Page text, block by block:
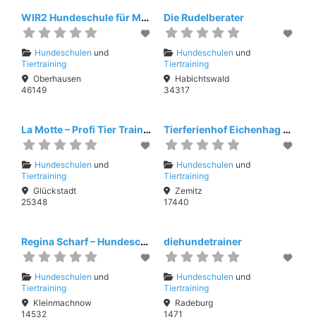
WIR2 Hundeschule für Menschen
Hundeschulen und
Tiertraining
Oberhausen
46149
Die Rudelberater
Hundeschulen und
Tiertraining
Habichtswald
34317
La Motte – Profi Tier Training
Hundeschulen und
Tiertraining
Glückstadt
25348
Tierferienhof Eichenhag Annedörte Köhler
Hundeschulen und
Tiertraining
Zemitz
17440
Regina Scharf – Hundeschule Kleinmachnow
Hundeschulen und
Tiertraining
Kleinmachnow
14532
diehundetrainer
Hundeschulen und
Tiertraining
Radeburg
1471